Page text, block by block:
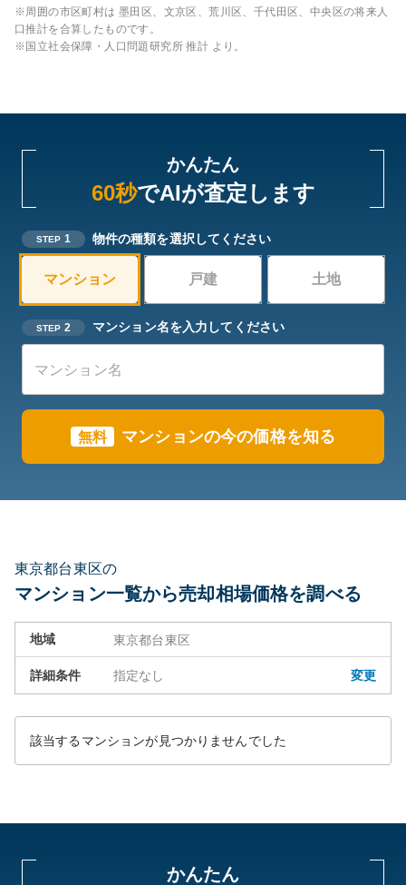
※周囲の市区町村は 墨田区、文京区、荒川区、千代田区、中央区の将来人
口推計を合算したものです。
※国立社会保障・人口問題研究所 推計 より。
かんたん
60秒でAIが査定します
STEP 1 物件の種類を選択してください
マンション 戸建 土地
STEP 2 マンション名を入力してください
無料 マンションの今の価格を知る
東京都台東区の
マンション一覧から売却相場価格を調べる
地域 東京都台東区
詳細条件 指定なし 変更
該当するマンションが見つかりませんでした
かんたん